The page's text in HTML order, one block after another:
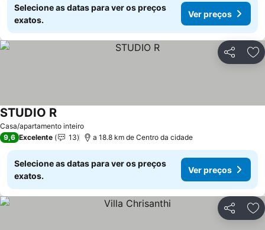
Selecione as datas para ver os preços
exatos.
Ver preços
Partilhar
Casa/apartamento inteiro
STUDIO R
9,6 Excelente 13 a 18.8 km de Centro da cidade
Selecione as datas para ver os preços
exatos.
Ver preços
Partilhar